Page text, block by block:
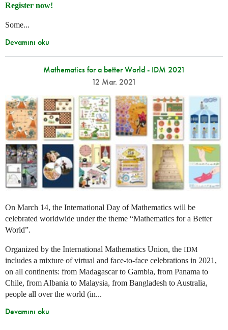
Register now!
Some...
Devamını oku
Mathematics for a better World - IDM 2021
12 Mar. 2021
On March 14, the International Day of Mathematics will be
celebrated worldwide under the theme “Mathematics for a Better
World”.
Organized by the International Mathematics Union, the IDM
includes a mixture of virtual and face-to-face celebrations in 2021,
on all continents: from Madagascar to Gambia, from Panama to
Chile, from Albania to Malaysia, from Bangladesh to Australia,
people all over the world (in...
Devamını oku